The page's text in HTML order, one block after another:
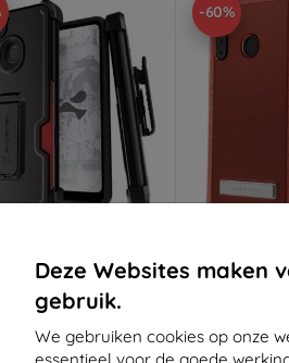
Deze Websites maken
gebruik.
We gebruiken cookies op onze
essentieel voor de goede
met
coupon
EXTRA10
IRON ARMOR 3
GALAXY A21 mat
(GHOCAS2489)
-60%
-10%
met
A21 hoes